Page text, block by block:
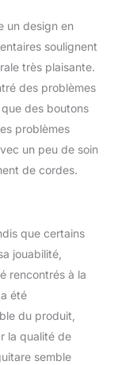
un design en
soulignent
très plaisante.
des problèmes
des boutons
problèmes
un peu de soin
de cordes.
que certains
jouabilité,
rencontrés à la
été
du produit,
la qualité de
semble